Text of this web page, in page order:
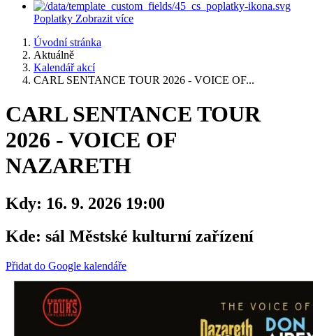
Poplatky Zobrazit více
Úvodní stránka
Aktuálně
Kalendář akcí
CARL SENTANCE TOUR 2026 - VOICE OF...
CARL SENTANCE TOUR
2026 - VOICE OF
NAZARETH
Kdy: 16. 9. 2026 19:00
Kde: sál Městské kulturní zařízení
Přidat do Google kalendáře